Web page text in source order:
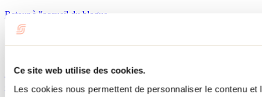
Ce site web utilise des cookies.
Les cookies nous permettent de personnaliser le contenu
Retour à l'accueil du blogue
Catégorie : Halloween
Activités familiales ou terrorisantes pour l'Halloween
dans Lanaudière